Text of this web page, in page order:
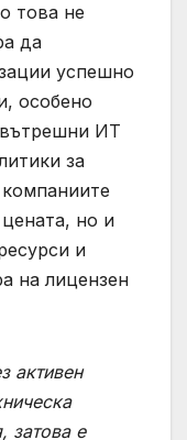
това не
да
успешно
особено
вътрешни ИТ
за
но и
и
на лицензен
активен
затова е